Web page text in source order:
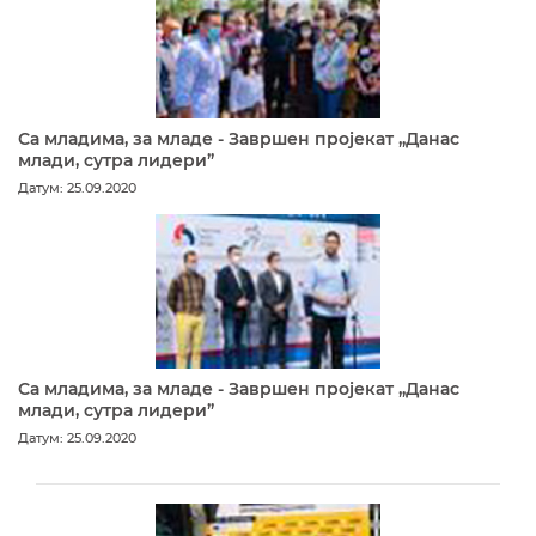
Са младима, за младе - Завршен пројекат „Данас
млади, сутра лидери”
Датум: 25.09.2020
Са младима, за младе - Завршен пројекат „Данас
млади, сутра лидери”
Датум: 25.09.2020